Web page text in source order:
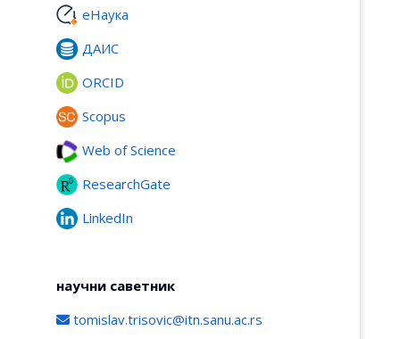
еНаука
ДАИС
ORCID
Scopus
Web of Science
ResearchGate
LinkedIn
научни саветник
tomislav.trisovic@itn.sanu.ac.rs